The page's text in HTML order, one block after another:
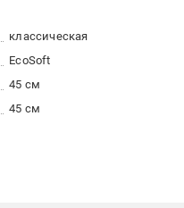
классическая
EcoSoft
45 см
45 см